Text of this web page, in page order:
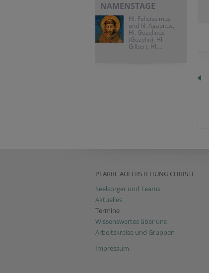
NAMENSTAGE
Hl. Felicissimus
und hl. Agapitus,
Hl. Gezelinus
(Gozelin), Hl.
Gilbert, Hl....
PFARRE AUFERSTEHUNG CHRISTI
Seelsorger und Teams
Aktuelles
Termine
Wissenswertes über uns
Arbeitskreise und Gruppen
Impressum